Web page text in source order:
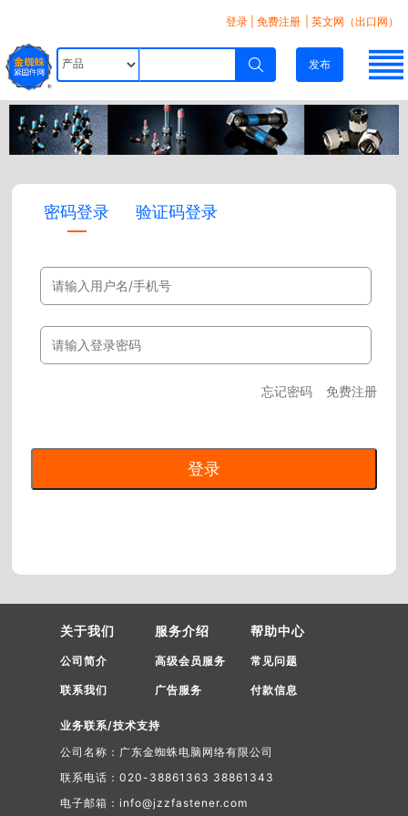
登录 免费注册 | 英文网（出口网）
发布
密码登录 验证码登录
忘记密码 免费注册
关于我们
公司简介
联系我们
服务介绍
高级会员服务
广告服务
帮助中心
常见问题
付款信息
业务联系/技术支持
公司名称：广东金蜘蛛电脑网络有限公司
联系电话：020-38861363 38861343
电子邮箱：info@jzzfastener.com